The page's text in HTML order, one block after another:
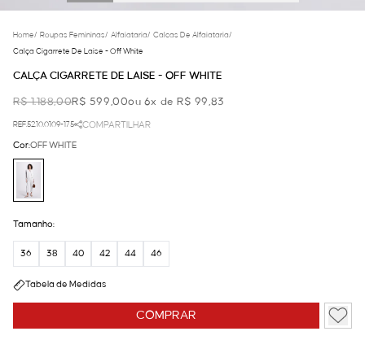
Home/ Roupas Femininas/ Alfaiataria/ Calcas De Alfaiataria/
Calça Cigarrete De Laise - Off White
CALÇA CIGARRETE DE LAISE - OFF WHITE
R$ 1.188,00R$ 599,00ou 6x de R$ 99,83
REF.52.10.0109-175 COMPARTILHAR
COMPRAR
Cor:OFF WHITE
Tamanho:
36 38 40 42 44 46
Tabela de Medidas